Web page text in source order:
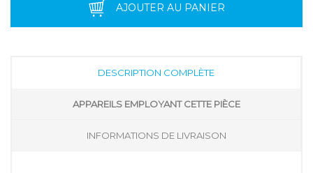
AJOUTER AU PANIER
DESCRIPTION COMPLÈTE
APPAREILS EMPLOYANT CETTE PIÈCE
INFORMATIONS DE LIVRAISON